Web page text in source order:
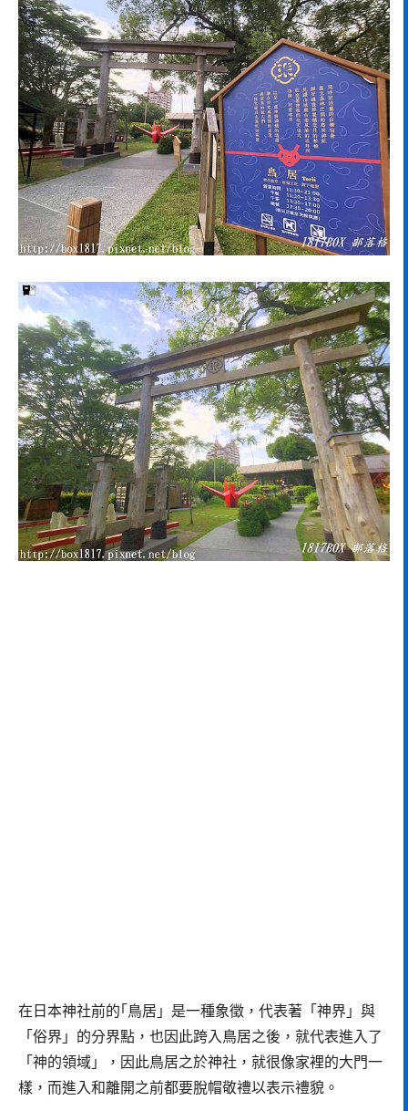
在日本神社前的｢鳥居」是一種象徵，代表著「神界」與
「俗界」的分界點，也因此跨入鳥居之後，就代表進入了
「神的領域」，因此鳥居之於神社，就很像家裡的大門一
樣，而進入和離開之前都要脫帽敬禮以表示禮貌。